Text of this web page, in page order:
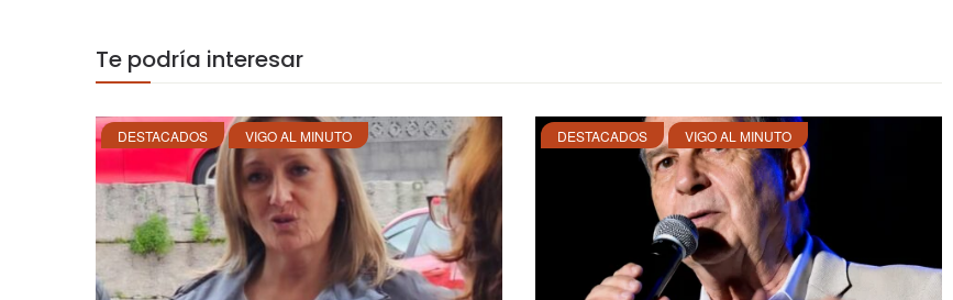
Te podría interesar
DESTACADOS VIGO AL MINUTO DESTACADOS VIGO AL MINUTO